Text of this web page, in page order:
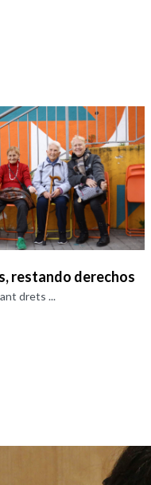
restando derechos
drets ...